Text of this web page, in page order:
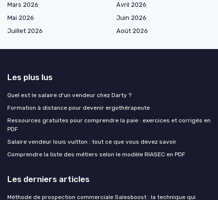
Mars 2026
Avril 2026
Mai 2026
Juin 2026
Juillet 2026
Août 2026
Les plus lus
Quel est le salaire d'un vendeur chez Darty ?
Formation à distance pour devenir ergothérapeute
Ressources gratuites pour comprendre la paie : exercices et corrigés en
PDF
Salaire vendeur louis vuitton : tout ce que vous devez savoir
Comprendre la liste des métiers selon le modèle RIASEC en PDF
Les derniers articles
Méthode de prospection commerciale Salesboost : la technique qui